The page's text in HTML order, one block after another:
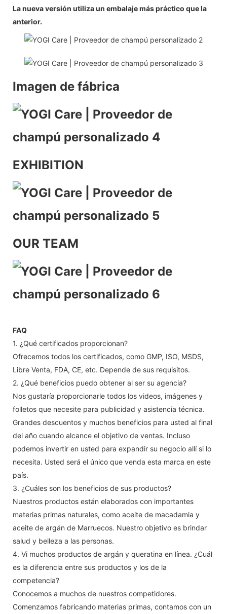
La nueva versión utiliza un embalaje más práctico que la
anterior.
Imagen de fábrica
EXHIBITION
OUR TEAM
FAQ
1. ¿Qué certificados proporcionan?
Ofrecemos todos los certificados, como GMP, ISO, MSDS,
Libre Venta, FDA, CE, etc. Depende de sus requisitos.
2. ¿Qué beneficios puedo obtener al ser su agencia?
Nos gustaría proporcionarle todos los videos, imágenes y
folletos que necesite para publicidad y asistencia técnica.
Grandes descuentos y muchos beneficios para usted al final
del año cuando alcance el objetivo de ventas. Incluso
podemos invertir en usted para expandir su negocio allí si lo
necesita. Usted será el único que venda esta marca en este
país.
3. ¿Cuáles son los beneficios de sus productos?
Nuestros productos están elaborados con importantes
materias primas naturales, como aceite de macadamia y
aceite de argán de Marruecos. Nuestro objetivo es brindar
salud y belleza a las personas.
4. Vi muchos productos de argán y queratina en línea. ¿Cuál
es la diferencia entre sus productos y los de la
competencia?
Conocemos a muchos de nuestros competidores.
Comenzamos fabricando materias primas, contamos con un